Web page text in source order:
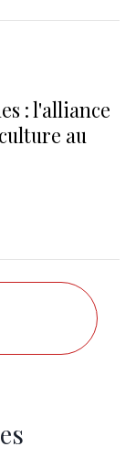
: l'alliance
au